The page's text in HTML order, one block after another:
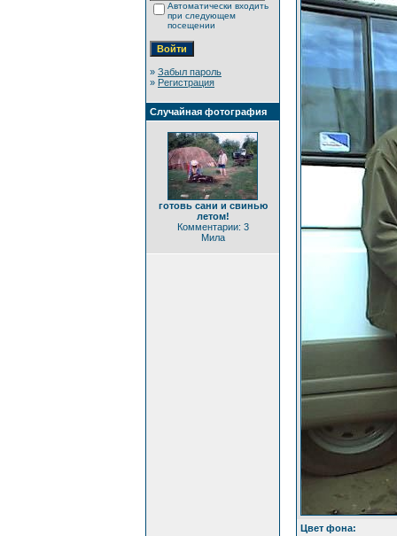
Автоматически входить
при следующем
посещении
» Забыл пароль
» Регистрация
Случайная фотография
готовь сани и свинью
летом!
Комментарии: 3
Мила
Цвет фона: